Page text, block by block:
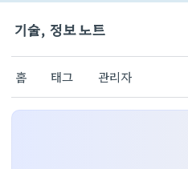
기술, 정보 노트
홈 태그 관리자